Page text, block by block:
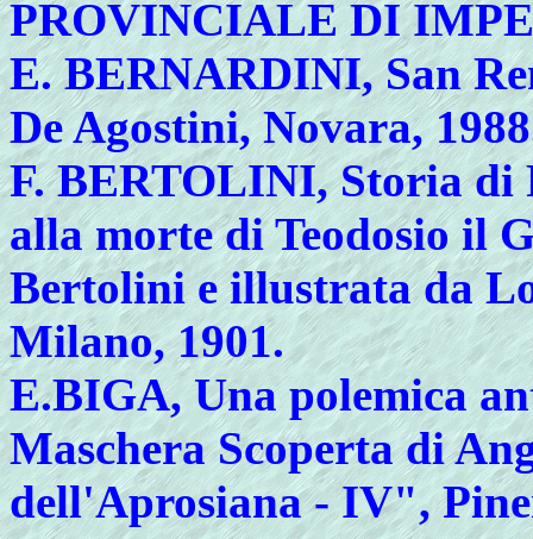
PROVINCIALE DI
E.BERNARDINI, San
De Agostini, Novara,
F.BERTOLINI, Storia di
alla morte di Teodosio il
Bertolini e illustrata da
Milano, 1901.
E.BIGA, Una polemica
Maschera Scoperta di
dell'Aprosiana - IV",